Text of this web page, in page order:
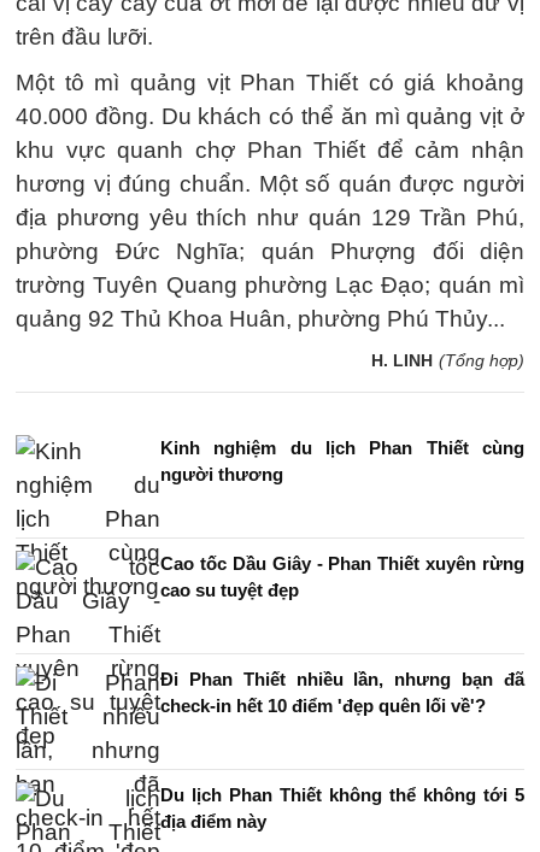
trên đầu lưỡi.
Một tô mì quảng vịt Phan Thiết có giá khoảng
40.000 đồng. Du khách có thể ăn mì quảng vịt ở
khu vực quanh chợ Phan Thiết để cảm nhận
hương vị đúng chuẩn. Một số quán được người
địa phương yêu thích như quán 129 Trần Phú,
phường Đức Nghĩa; quán Phượng đối diện
trường Tuyên Quang phường Lạc Đạo; quán mì
quảng 92 Thủ Khoa Huân, phường Phú Thủy...
H. LINH (Tổng hợp)
Kinh nghiệm du lịch Phan Thiết cùng
người thương
Cao tốc Dầu Giây - Phan Thiết xuyên rừng
cao su tuyệt đẹp
Đi Phan Thiết nhiều lần, nhưng bạn đã
check-in hết 10 điểm 'đẹp quên lối về'?
Du lịch Phan Thiết không thể không tới 5
địa điểm này